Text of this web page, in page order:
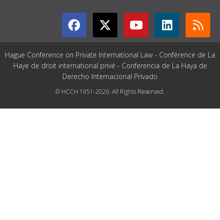
Hague Conference on Private International Law - Conférence de La
Haye de droit international privé - Conferencia de La Haya de
Derecho Internacional Privado
© HCCH 1951-2026. All Rights Reserved.